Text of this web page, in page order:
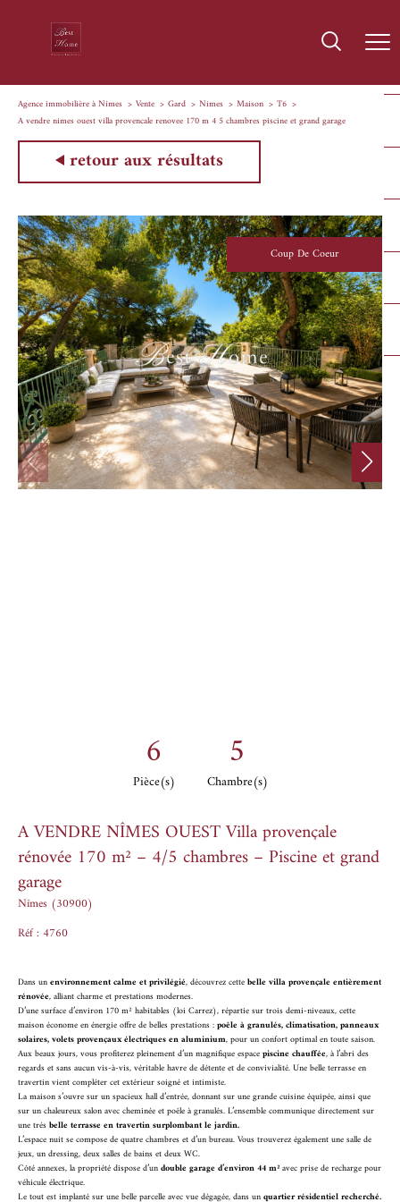
Agence immobilière à Nîmes Vente Gard Nimes Maison
T6
A vendre nimes ouest villa provencale renovee 170 m 4 5 chambres piscine et grand garage
retour aux résultats
Coup De Coeur
6
Pièce(s)
5
Chambre(s)
A VENDRE NÎMES OUEST Villa provençale
rénovée 170 m² – 4/5 chambres – Piscine et grand
garage
Nîmes (30900)
Réf : 4760
Dans unenvironnement calme et privilégié, découvrez cettebelle villa provençale entièrement
rénovée, alliant charme et prestations modernes.
D’une surface d’environ 170 m² habitables (loi Carrez), répartie sur trois demi-niveaux, cette
maison économe en énergie offre de belles prestations :poêle à granulés, climatisation, panneaux
solaires, volets provençaux électriques en aluminium, pour un confort optimal en toute saison.
Aux beaux jours, vous profiterez pleinement d’un magnifique espacepiscine chauffée, à l’abri des
regards et sans aucun vis-à-vis, véritable havre de détente et de convivialité. Une belle terrasse en
travertin vient compléter cet extérieur soigné et intimiste.
La maison s’ouvre sur un spacieux hall d’entrée, donnant sur une grande cuisine équipée, ainsi que
sur un chaleureux salon avec cheminée et poêle à granulés. L’ensemble communique directement sur
une trésbelle terrasse en travertin surplombant le jardin.
L’espace nuit se compose de quatre chambres et d’un bureau. Vous trouverez également une salle de
jeux, un dressing, deux salles de bains et deux WC.
Côté annexes, la propriété dispose d’undouble garage d’environ 44 m²avec prise de recharge pour
véhicule électrique.
Le tout est implanté sur une belle parcelle avec vue dégagée, dans unquartier résidentiel recherché.